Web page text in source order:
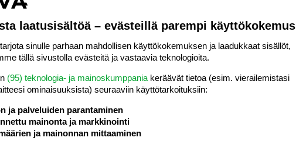
kyllä vähän piristelty.. Jos ei tosiaan bensalaskua säiky
Vastaa
editoriin…lista
vasemmalle
Paragraph format
Lisää hyperlinkki
Lisää kuva
Laajennettuun editoriin…
laatusisältöä – evästeillä parempi käyttökokemus
sinulle parhaan mahdollisen käyttökokemuksen ja laadukkaat sisällöt,
tällä sivustolla evästeitä ja vastaavia teknologioita.
(95) teknologia- ja mainoskumppania keräävät tietoa (esim. vierailemis­tasi
ominaisuuk­sista) seuraaviin käyttötarkoituksiin:
ja palveluiden parantaminen
mainonta ja markkinointi
ja mainonnan mittaaminen